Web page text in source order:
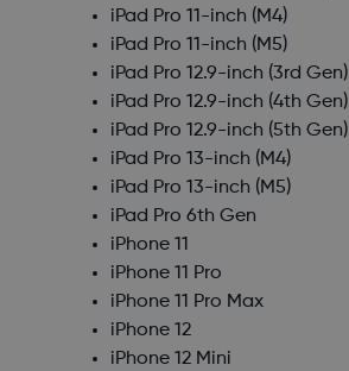
iPad Pro 11-inch (M4)
iPad Pro 11-inch (M5)
iPad Pro 12.9-inch (3rd Gen)
iPad Pro 12.9-inch (4th Gen)
iPad Pro 12.9-inch (5th Gen)
iPad Pro 13-inch (M4)
iPad Pro 13-inch (M5)
iPad Pro 6th Gen
iPhone 11
iPhone 11 Pro
iPhone 11 Pro Max
iPhone 12
iPhone 12 Mini